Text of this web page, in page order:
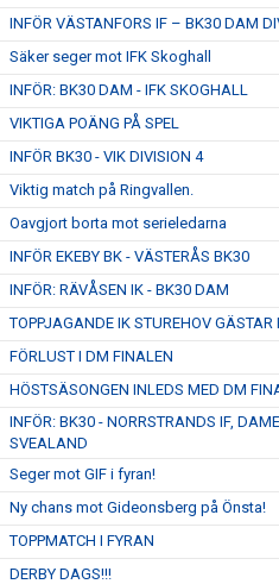
INFÖR VÄSTANFORS IF – BK30 DAM
Säker seger mot IFK Skoghall
INFÖR: BK30 DAM - IFK SKOGHALL
VIKTIGA POÄNG PÅ SPEL
INFÖR BK30 - VIK DIVISION 4
Viktig match på Ringvallen.
Oavgjort borta mot serieledarna
INFÖR EKEBY BK - VÄSTERÅS BK30
INFÖR: RÄVÅSEN IK - BK30 DAM
TOPPJAGANDE IK STUREHOV GÄSTAR
FÖRLUST I DM FINALEN
HÖSTSÄSONGEN INLEDS MED DM
INFÖR: BK30 - NORRSTRANDS IF,
SVEALAND
Seger mot GIF i fyran!
Ny chans mot Gideonsberg på Önsta!
TOPPMATCH I FYRAN
DERBY DAGS!!!